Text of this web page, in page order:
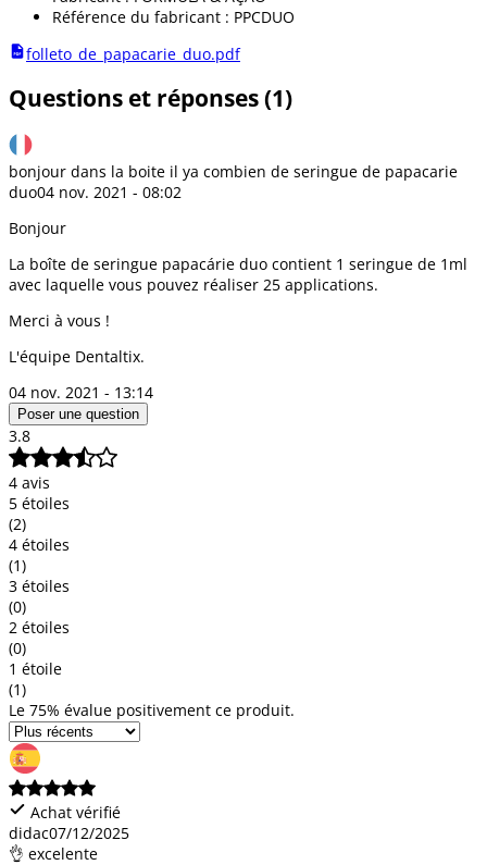
Référence du fabricant : PPCDUO
folleto_de_papacarie_duo.pdf
Questions et réponses (1)
bonjour dans la boite il ya combien de seringue de papacarie
duo04 nov. 2021 - 08:02
Bonjour
La boîte de seringue papacárie duo contient 1 seringue de 1ml
avec laquelle vous pouvez réaliser 25 applications.
Merci à vous !
L'équipe Dentaltix.
04 nov. 2021 - 13:14
Poser une question
3.8
4 avis
5 étoiles
(2)
4 étoiles
(1)
3 étoiles
(0)
2 étoiles
(0)
1 étoile
(1)
Le 75% évalue positivement ce produit.
Achat vérifié
didac07/12/2025
👌 excelente